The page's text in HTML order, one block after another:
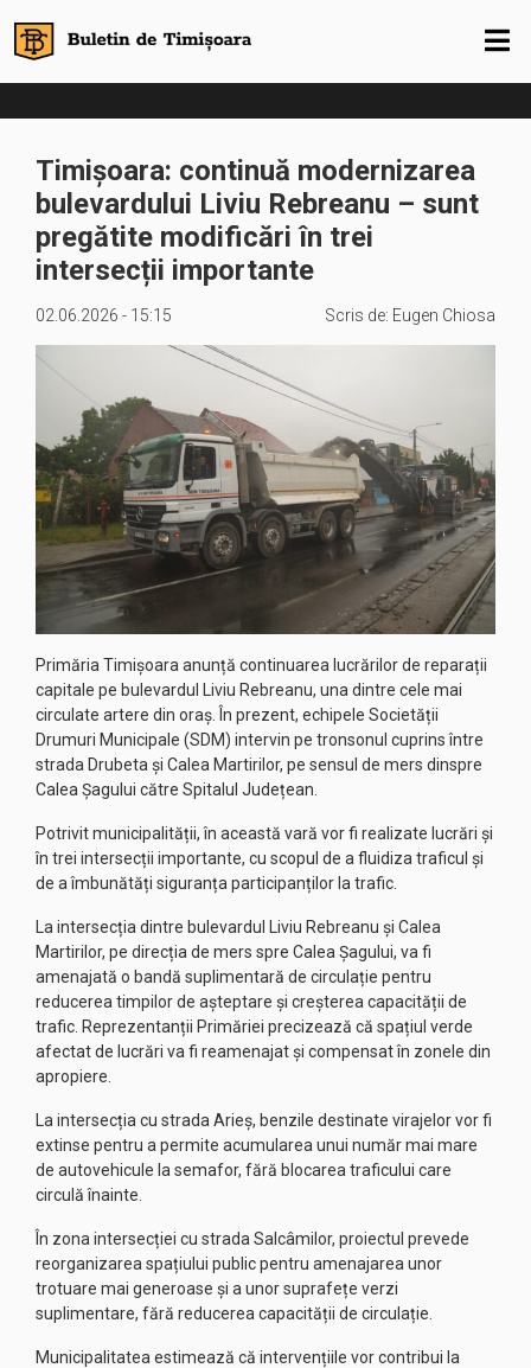
Timișoara: continuă modernizarea
bulevardului Liviu Rebreanu – sunt
pregătite modificări în trei
intersecții importante
02.06.2026 - 15:15 Scris de: Eugen Chiosa
Primăria Timișoara anunță continuarea lucrărilor de reparații
capitale pe bulevardul Liviu Rebreanu, una dintre cele mai
circulate artere din oraș. În prezent, echipele Societății
Drumuri Municipale (SDM) intervin pe tronsonul cuprins între
strada Drubeta și Calea Martirilor, pe sensul de mers dinspre
Calea Șagului către Spitalul Județean.
Potrivit municipalității, în această vară vor fi realizate lucrări și
în trei intersecții importante, cu scopul de a fluidiza traficul și
de a îmbunătăți siguranța participanților la trafic.
La intersecția dintre bulevardul Liviu Rebreanu și Calea
Martirilor, pe direcția de mers spre Calea Șagului, va fi
amenajată o bandă suplimentară de circulație pentru
reducerea timpilor de așteptare și creșterea capacității de
trafic. Reprezentanții Primăriei precizează că spațiul verde
afectat de lucrări va fi reamenajat și compensat în zonele din
apropiere.
La intersecția cu strada Arieș, benzile destinate virajelor vor fi
extinse pentru a permite acumularea unui număr mai mare
de autovehicule la semafor, fără blocarea traficului care
circulă înainte.
În zona intersecției cu strada Salcâmilor, proiectul prevede
reorganizarea spațiului public pentru amenajarea unor
trotuare mai generoase și a unor suprafețe verzi
suplimentare, fără reducerea capacității de circulație.
Municipalitatea estimează că intervențiile vor contribui la